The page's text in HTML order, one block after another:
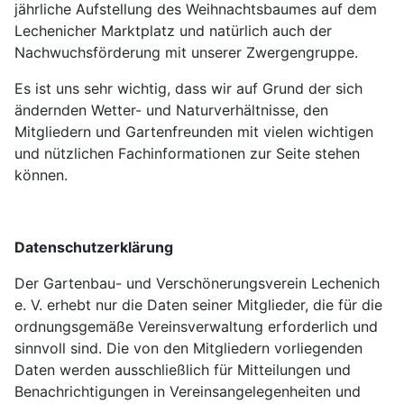
jährliche Aufstellung des Weihnachtsbaumes auf dem
Lechenicher Marktplatz und natürlich auch der
Nachwuchsförderung mit unserer Zwergengruppe.
Es ist uns sehr wichtig, dass wir auf Grund der sich
ändernden Wetter- und Naturverhältnisse, den
Mitgliedern und Gartenfreunden mit vielen wichtigen
und nützlichen Fachinformationen zur Seite stehen
können.
Datenschutzerklärung
Der Gartenbau- und Verschönerungsverein Lechenich
e. V. erhebt nur die Daten seiner Mitglieder, die für die
ordnungsgemäße Vereinsverwaltung erforderlich und
sinnvoll sind. Die von den Mitgliedern vorliegenden
Daten werden ausschließlich für Mitteilungen und
Benachrichtigungen in Vereinsangelegenheiten und